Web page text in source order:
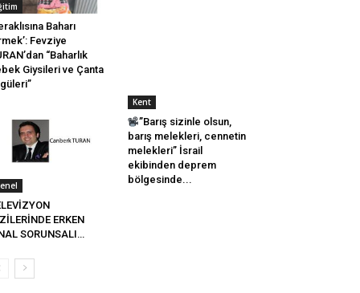
Baharı
Fevziye
“Baharlık
Giysileri ve Çanta
ERKEN
SORUNSALI…
Kent
”Barış sizinle olsun,
barış melekleri, cennetin
melekleri” İsrail
ekibinden deprem
bölgesinde...